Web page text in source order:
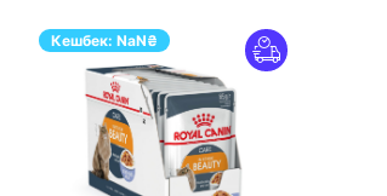
Кешбек: NaN₴